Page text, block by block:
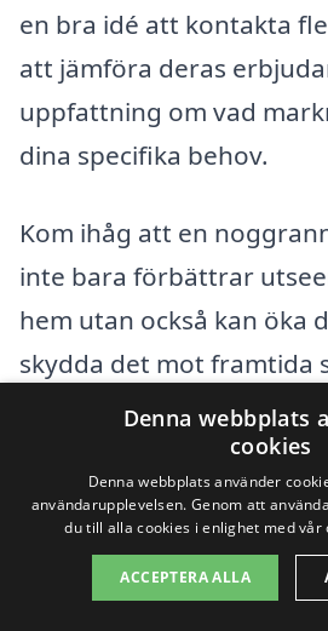
en bra idé att kontakta
att jämföra deras
uppfattning om vad
dina specifika behov.
Kom ihåg att en
inte bara förbättrar
hem utan också kan öka
skydda det mot framtida
inte att påbörja din resa
hållbar taklösning i
Få 3 erbjudanden,
förpliktelser
Denna webbplats
cookies
Denna webbplats använder
användarupplevelsen. Genom att
du till alla cookies i enlighet med vår
ACCEPTERA ALLA